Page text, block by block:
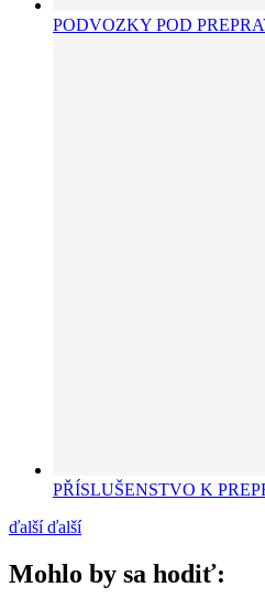
PODVOZKY POD
PŘÍSLUŠENSTVO K
ďalší ďalší
Mohlo by sa hodiť: